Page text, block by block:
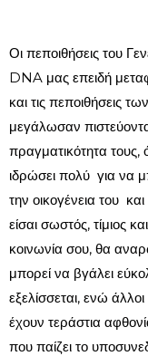
Οι πεποιθήσεις του
DNA μας επειδή
και τις πεποιθήσεις
μεγάλωσαν
πραγματικότητα τους,
ιδρώσει πολύ για να
την οικογένεια του
είσαι σωστός, τίμιος
κοινωνία σου, θα
μπορεί να βγάλει
εξελίσσεται, ενώ
έχουν τεράστια
που παίζει το